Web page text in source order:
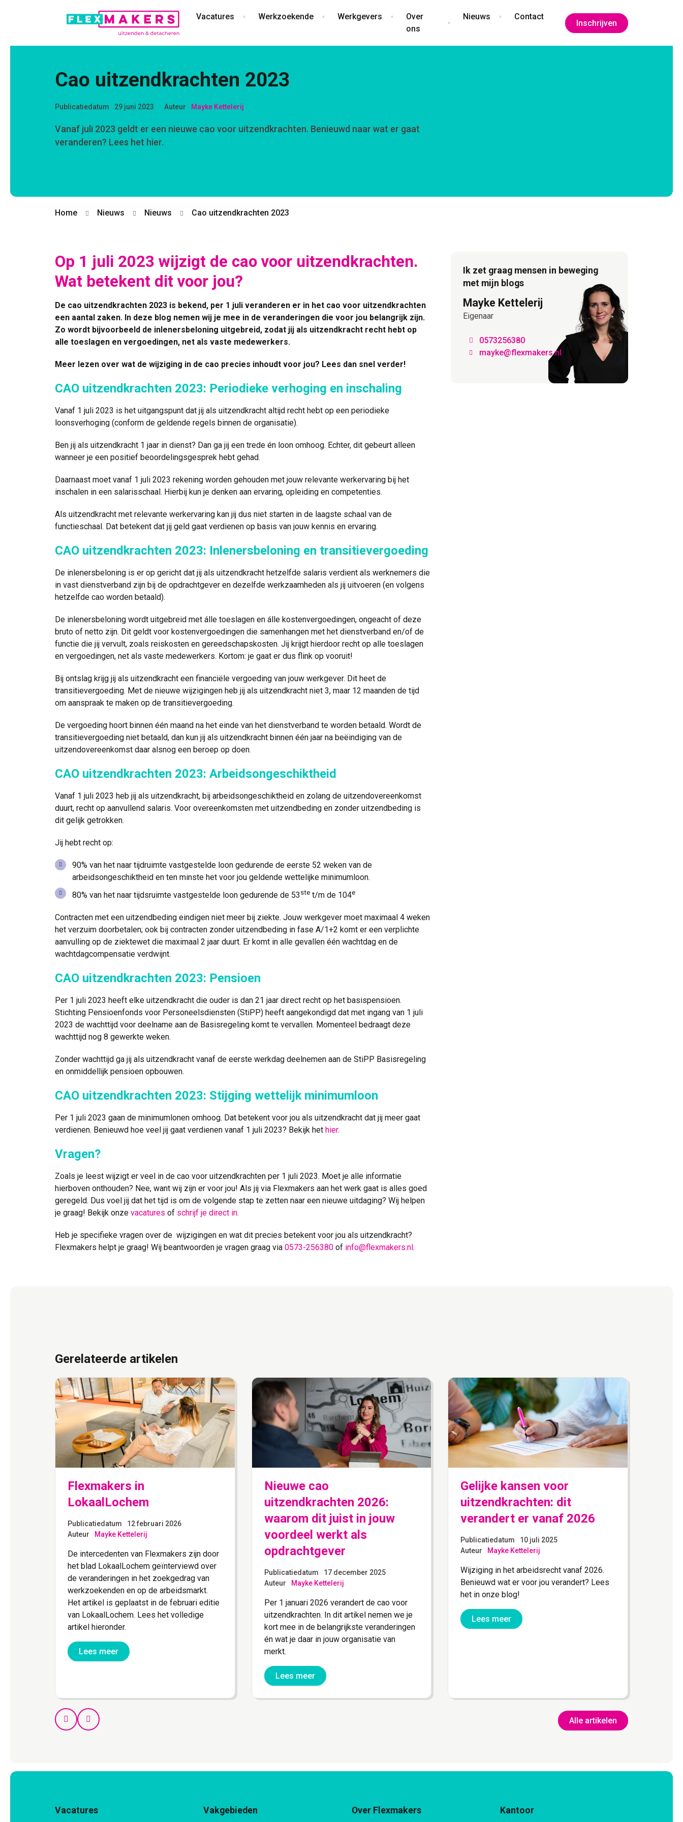
Vacatures Werkzoekende Werkgevers
Over
ons
Nieuws Contact
Inschrijven
Cao uitzendkrachten 2023
Publicatiedatum 29 juni 2023 Auteur Mayke Kettelerij
Vanaf juli 2023 geldt er een nieuwe cao voor uitzendkrachten. Benieuwd naar wat er gaat
veranderen? Lees het hier.
Home Nieuws Nieuws Cao uitzendkrachten 2023
Op 1 juli 2023 wijzigt de cao voor uitzendkrachten.
Wat betekent dit voor jou?
De cao uitzendkrachten 2023 is bekend, per 1 juli veranderen er in het cao voor uitzendkrachten
een aantal zaken. In deze blog nemen wij je mee in de veranderingen die voor jou belangrijk zijn.
Zo wordt bijvoorbeeld de inlenersbeloning uitgebreid, zodat jij als uitzendkracht recht hebt op
alle toeslagen en vergoedingen, net als vaste medewerkers.
Meer lezen over wat de wijziging in de cao precies inhoudt voor jou? Lees dan snel verder!
CAO uitzendkrachten 2023: Periodieke verhoging en inschaling
Vanaf 1 juli 2023 is het uitgangspunt dat jij als uitzendkracht altijd recht hebt op een periodieke
loonsverhoging (conform de geldende regels binnen de organisatie).
Ben jij als uitzendkracht 1 jaar in dienst? Dan ga jij een trede én loon omhoog. Echter, dit gebeurt alleen
wanneer je een positief beoordelingsgesprek hebt gehad.
Daarnaast moet vanaf 1 juli 2023 rekening worden gehouden met jouw relevante werkervaring bij het
inschalen in een salarisschaal. Hierbij kun je denken aan ervaring, opleiding en competenties.
Als uitzendkracht met relevante werkervaring kan jij dus niet starten in de laagste schaal van de
functieschaal. Dat betekent dat jij geld gaat verdienen op basis van jouw kennis en ervaring.
CAO uitzendkrachten 2023: Inlenersbeloning en transitievergoeding
De inlenersbeloning is er op gericht dat jij als uitzendkracht hetzelfde salaris verdient als werknemers die
in vast dienstverband zijn bij de opdrachtgever en dezelfde werkzaamheden als jij uitvoeren (en volgens
hetzelfde cao worden betaald).
De inlenersbeloning wordt uitgebreid met álle toeslagen en álle kostenvergoedingen, ongeacht of deze
bruto of netto zijn. Dit geldt voor kostenvergoedingen die samenhangen met het dienstverband en/of de
functie die jij vervult, zoals reiskosten en gereedschapskosten. Jij krijgt hierdoor recht op alle toeslagen
en vergoedingen, net als vaste medewerkers. Kortom: je gaat er dus flink op vooruit!
Bij ontslag krijg jij als uitzendkracht een financiële vergoeding van jouw werkgever. Dit heet de
transitievergoeding. Met de nieuwe wijzigingen heb jij als uitzendkracht niet 3, maar 12 maanden de tijd
om aanspraak te maken op de transitievergoeding.
De vergoeding hoort binnen één maand na het einde van het dienstverband te worden betaald. Wordt de
transitievergoeding niet betaald, dan kun jij als uitzendkracht binnen één jaar na beëindiging van de
uitzendovereenkomst daar alsnog een beroep op doen.
CAO uitzendkrachten 2023: Arbeidsongeschiktheid
Vanaf 1 juli 2023 heb jij als uitzendkracht, bij arbeidsongeschiktheid en zolang de uitzendovereenkomst
duurt, recht op aanvullend salaris. Voor overeenkomsten met uitzendbeding en zonder uitzendbeding is
dit gelijk getrokken.
Jij hebt recht op:
90% van het naar tijdruimte vastgestelde loon gedurende de eerste 52 weken van de
arbeidsongeschiktheid en ten minste het voor jou geldende wettelijke minimumloon.
80% van het naar tijdsruimte vastgestelde loon gedurende de 53 ste t/m de 104e
Contracten met een uitzendbeding eindigen niet meer bij ziekte. Jouw werkgever moet maximaal 4 weken
het verzuim doorbetalen; ook bij contracten zonder uitzendbeding in fase A/1+2 komt er een verplichte
aanvulling op de ziektewet die maximaal 2 jaar duurt. Er komt in alle gevallen één wachtdag en de
wachtdagcompensatie verdwijnt.
CAO uitzendkrachten 2023: Pensioen
Per 1 juli 2023 heeft elke uitzendkracht die ouder is dan 21 jaar direct recht op het basispensioen.
Stichting Pensioenfonds voor Personeelsdiensten (StiPP) heeft aangekondigd dat met ingang van 1 juli
2023 de wachttijd voor deelname aan de Basisregeling komt te vervallen. Momenteel bedraagt deze
wachttijd nog 8 gewerkte weken.
Zonder wachttijd ga jij als uitzendkracht vanaf de eerste werkdag deelnemen aan de StiPP Basisregeling
en onmiddellijk pensioen opbouwen.
CAO uitzendkrachten 2023: Stijging wettelijk minimumloon
Per 1 juli 2023 gaan de minimumlonen omhoog. Dat betekent voor jou als uitzendkracht dat jij meer gaat
verdienen. Benieuwd hoe veel jij gaat verdienen vanaf 1 juli 2023? Bekijk het hier.
Vragen?
Zoals je leest wijzigt er veel in de cao voor uitzendkrachten per 1 juli 2023. Moet je alle informatie
hierboven onthouden? Nee, want wij zijn er voor jou! Als jij via Flexmakers aan het werk gaat is alles goed
geregeld. Dus voel jij dat het tijd is om de volgende stap te zetten naar een nieuwe uitdaging? Wij helpen
je graag! Bekijk onze vacatures of schrijf je direct in.
Heb je specifieke vragen over de wijzigingen en wat dit precies betekent voor jou als uitzendkracht?
Flexmakers helpt je graag! Wij beantwoorden je vragen graag via 0573-256380 of info@flexmakers.nl .
Ik zet graag mensen in beweging
met mijn blogs
Mayke Kettelerij
Eigenaar
0573256380
mayke@flexmakers.nl
Gerelateerde artikelen
Flexmakers in
LokaalLochem
Publicatiedatum
12 februari 2026
Auteur
Mayke Kettelerij
De intercedenten van Flexmakers zijn door
het blad LokaalLochem geïnterviewd over
de veranderingen in het zoekgedrag van
werkzoekenden en op de arbeidsmarkt.
Het artikel is geplaatst in de februari editie
van LokaalLochem. Lees het volledige
artikel hieronder.
Lees meer
Nieuwe cao
uitzendkrachten 2026:
waarom dit juist in jouw
voordeel werkt als
opdrachtgever
Publicatiedatum
17 december 2025
Auteur
Mayke Kettelerij
Per 1 januari 2026 verandert de cao voor
uitzendkrachten. In dit artikel nemen we je
kort mee in de belangrijkste veranderingen
én wat je daar in jouw organisatie van
merkt.
Lees meer
Gelijke kansen voor
uitzendkrachten: dit
verandert er vanaf 2026
Publicatiedatum
10 juli 2025
Auteur
Mayke Kettelerij
Wijziging in het arbeidsrecht vanaf 2026.
Benieuwd wat er voor jou verandert? Lees
het in onze blog!
Lees meer
Prev Next
Alle artikelen
Vacatures Vakgebieden Over Flexmakers Kantoor